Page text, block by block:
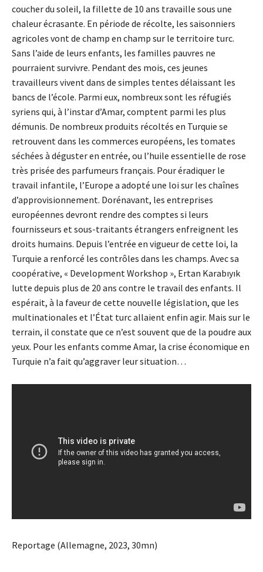
coucher du soleil, la fillette de 10 ans travaille sous une
chaleur écrasante. En période de récolte, les saisonniers
agricoles vont de champ en champ sur le territoire turc.
Sans l’aide de leurs enfants, les familles pauvres ne
pourraient survivre. Pendant des mois, ces jeunes
travailleurs vivent dans de simples tentes délaissant les
bancs de l’école. Parmi eux, nombreux sont les réfugiés
syriens qui, à l’instar d’Amar, comptent parmi les plus
démunis. De nombreux produits récoltés en Turquie se
retrouvent dans les commerces européens, les tomates
séchées à déguster en entrée, ou l’huile essentielle de rose
très prisée des parfumeurs français. Pour éradiquer le
travail infantile, l’Europe a adopté une loi sur les chaînes
d’approvisionnement. Dorénavant, les entreprises
européennes devront rendre des comptes si leurs
fournisseurs et sous-traitants étrangers enfreignent les
droits humains. Depuis l’entrée en vigueur de cette loi, la
Turquie a renforcé les contrôles dans les champs. Avec sa
coopérative, « Development Workshop », Ertan Karabıyık
lutte depuis plus de 20 ans contre le travail des enfants. Il
espérait, à la faveur de cette nouvelle législation, que les
multinationales et l’État turc allaient enfin agir. Mais sur le
terrain, il constate que ce n’est souvent que de la poudre aux
yeux. Pour les enfants comme Amar, la crise économique en
Turquie n’a fait qu’aggraver leur situation…
Reportage (Allemagne, 2023, 30mn)